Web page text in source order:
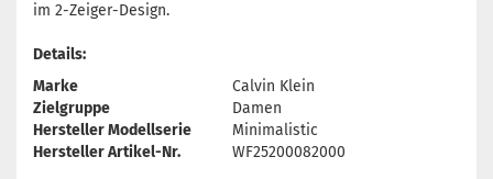
im 2-Zeiger-Design.
Details:
Marke
Calvin Klein
Zielgruppe
Damen
Hersteller Modellserie
Minimalistic
Hersteller Artikel-Nr.
WF25200082000